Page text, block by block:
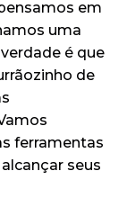
em
uma
é que
de
ferramentas
seus